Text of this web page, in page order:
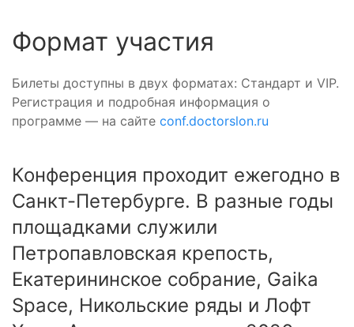
Формат участия
Билеты доступны в двух форматах: Стандарт и VIP.
Регистрация и подробная информация о
программе — на сайте conf.doctorslon.ru
Конференция проходит ежегодно в
Санкт-Петербурге. В разные годы
площадками служили
Петропавловская крепость,
Екатерининское собрание, Gaika
Space, Никольские ряды и Лофт